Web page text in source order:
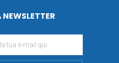
NEWSLETTER